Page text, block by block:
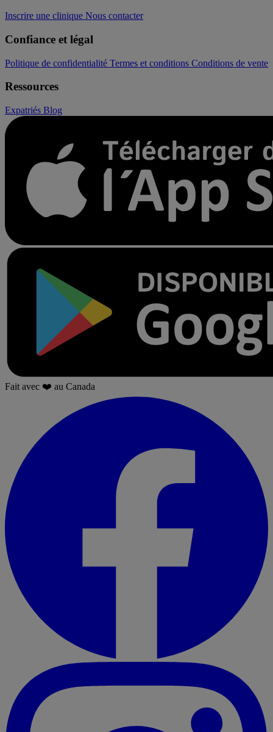
Inscrire une clinique Nous contacter
Confiance et légal
Politique de confidentialité Termes et conditions Conditions de vente
Ressources
Expatriés Blog
Fait avec ❤️ au Canada